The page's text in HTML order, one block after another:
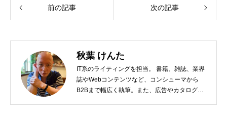
前の記事 次の記事
秋葉 けんた
IT系のライティングを担当。 書籍、雑誌、業界
誌やWebコンテンツなど、コンシューマから
B2Bまで幅広く執筆。また、広告やカタログ、